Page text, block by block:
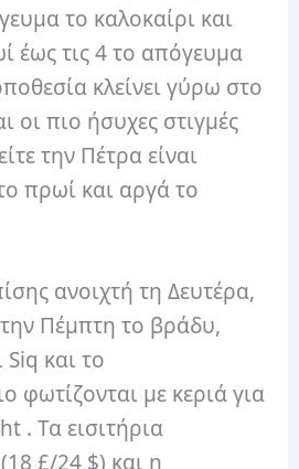
το καλοκαίρι και
έως τις 4 το απόγευμα
κλείνει γύρω στο
οι πιο ήσυχες στιγμές
την Πέτρα είναι
πρωί και αργά το
ανοιχτή τη Δευτέρα,
Πέμπτη το βράδυ,
και το
φωτίζονται με κεριά για
. Τα εισιτήρια
£/24 $) και η